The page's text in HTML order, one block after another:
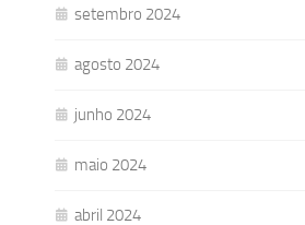
setembro 2024
agosto 2024
junho 2024
maio 2024
abril 2024